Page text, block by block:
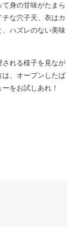
身の甘味がたまら
な穴子天、衣はカ
、ハズレのない美味
れる様子を見なが
は、オープンしたば
をお試しあれ！